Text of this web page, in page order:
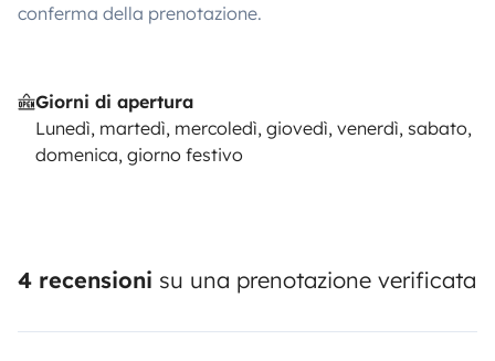
conferma della prenotazione.
Giorni di apertura
Lunedì, martedì, mercoledì, giovedì, venerdì, sabato,
domenica, giorno festivo
4 recensioni su una prenotazione verificata